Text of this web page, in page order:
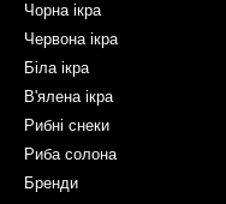
Чорна ікра
Червона ікра
Біла ікра
В'ялена ікра
Рибні снеки
Риба солона
Бренди